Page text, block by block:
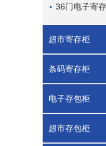
36门电子寄
超市寄存柜
条码寄存柜
电子存包柜
超市存包柜